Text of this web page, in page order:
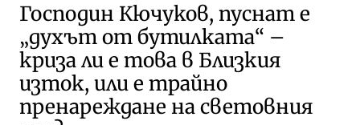
Господин Кючуков, пуснат е
„духът от бутилката“ –
криза ли е това в Близкия
изток, или е трайно
пренареждане на световния